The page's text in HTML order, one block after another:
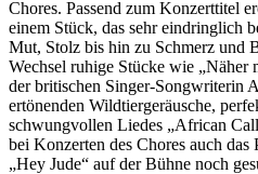
Chores. Passend zum Konzerttitel
einem Stück, das sehr eindringlich
Mut, Stolz bis hin zu Schmerz und
Wechsel ruhige Stücke wie „Näher
der britischen Singer-Songwriterin
ertönenden Wildtiergeräusche,
schwungvollen Liedes „African
bei Konzerten des Chores auch
„Hey Jude“ auf der Bühne noch